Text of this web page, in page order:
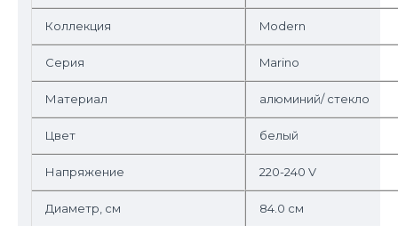
Коллекция Modern
Серия Marino
Материал алюминий/ стекло
Цвет белый
Напряжение 220-240 V
Диаметр, см 84.0 см